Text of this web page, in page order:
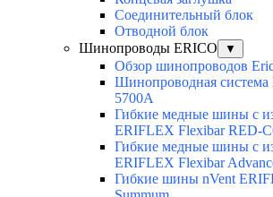
Соединительный блок
Отводной блок
Шинопроводы ERICO
▼
Обзор шинопроводов
Шинопроводная
5700A
Гибкие медные шины с
ERIFLEX Flexibar RED-
Гибкие медные шины с
ERIFLEX Flexibar
Гибкие шины nVent